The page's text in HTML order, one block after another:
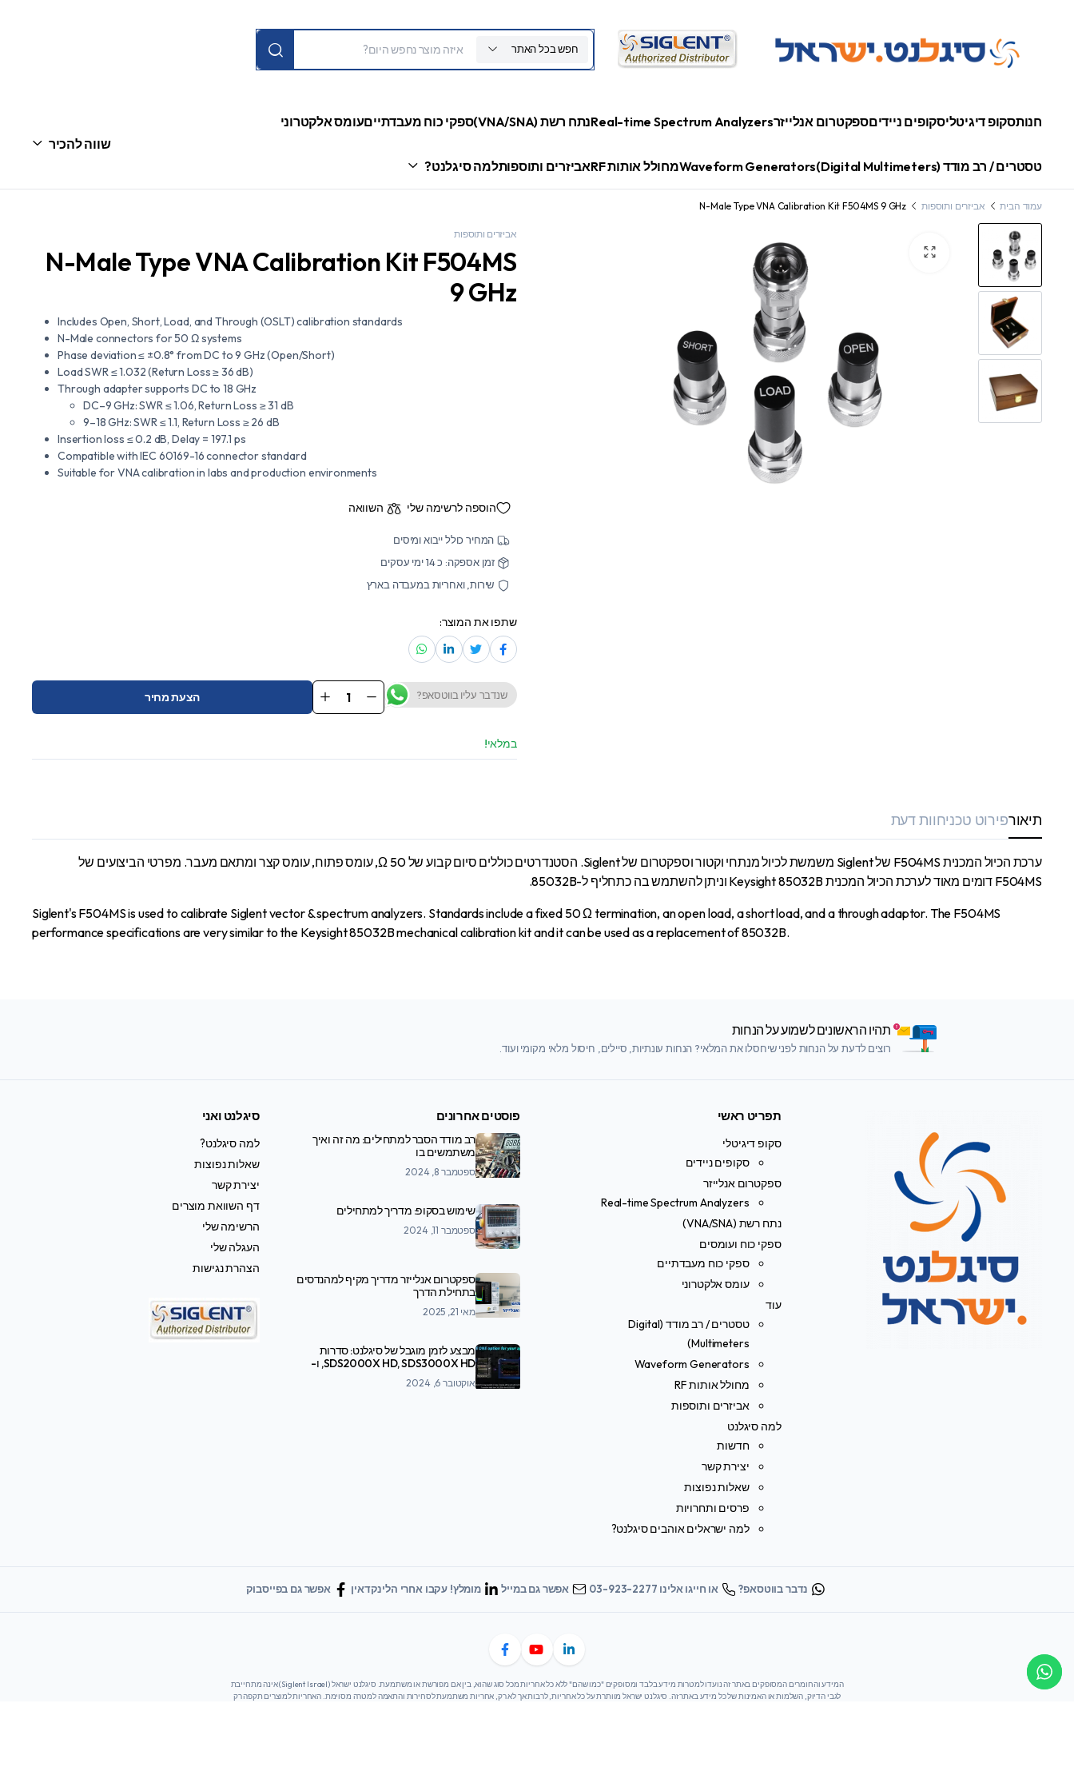
חפש בכל האתר
חנותסקופ דיגיטליסקופים ניידיםספקטרום אנלייזרReal-time Spectrum Analyzersנתח רשת (VNA/SNA) ספקי כוח מעבדתייםעומס אלקטרוני
טסטרים / רב מודד (Digital Multimeters) Waveform Generatorsמחולל אותות RF אביזרים ותוספותלמה סיגלנט?
שווה להכיר
עמוד הבית אביזרים ותוספות N-Male Type VNA Calibration Kit F504MS 9 GHz
אביזרים ותוספות
N-Male Type VNA Calibration Kit F504MS
9 GHz
Includes Open, Short, Load, and Through (OSLT) calibration standards
N-Male connectors for 50 Ω systems
Phase deviation ≤ ±0.8° from DC to 9 GHz (Open/Short)
Load SWR ≤ 1.032 (Return Loss ≥ 36 dB)
Through adapter supports DC to 18 GHz
DC–9 GHz: SWR ≤ 1.06, Return Loss ≥ 31 dB
9–18 GHz: SWR ≤ 1.1, Return Loss ≥ 26 dB
Insertion loss ≤ 0.2 dB, Delay = 197.1 ps
Compatible with IEC 60169-16 connector standard
Suitable for VNA calibration in labs and production environments
הוספה לרשימה שלי השוואה
המחיר כולל ייבוא ומיסים
זמן אספקה: כ 14 ימי עסקים
שירות, ואחריות במעבדה בארץ
שתפו את המוצר:
שנדבר עליו בווטסאפ? N-
Male
Kit
הצעת מחיר
במלאי!
תיאורפירוט טכניחוות דעת
ערכת הכיול המכנית F504MS של Siglent משמשת לכיול מנתחי וקטור וספקטרום של Siglent. הסטנדרטים כוללים סיום קבוע של 50 Ω, עומס פתוח, עומס קצר ומתאם מעבר. מפרטי הביצועים של
F504MS דומים מאוד לערכת הכיול המכנית Keysight 85032B וניתן להשתמש בה כתחליף ל-85032B.
Siglent's F504MS is used to calibrate Siglent vector & spectrum analyzers. Standards include a fixed 50 Ω termination, an open load, a short load, and a through adaptor. The F504MS
performance specifications are very similar to the Keysight 85032B mechanical calibration kit and it can be used as a replacement of 85032B.
תהיו הראשונים לשמוע על הנחות
רוצים לדעת על הנחות לפני שיחסלו את המלאי? הנחות עונתיות, סיילים, חיסול מלאי מקומי ועוד.
תפריט ראשי
סקופ דיגיטלי
סקופים ניידים
ספקטרום אנלייזר
Real-time Spectrum Analyzers
נתח רשת (VNA/SNA)
ספקי כוח ועומסים
ספקי כוח מעבדתיים
עומס אלקטרוני
עוד
טסטרים / רב מודד (Digital
Multimeters)
Waveform Generators
מחולל אותות RF
אביזרים ותוספות
למה סיגלנט
חדשות
יצירת קשר
שאלות נפוצות
פרסים ותחרויות
למה ישראלים אוהבים סיגלנט?
פוסטים אחרונים
רב מודד הסבר למתחילים: מה זה ואיך
משתמשים בו
ספטמבר 8, 2024
שימוש בסקופ: מדריך למתחילים
ספטמבר 11, 2024
ספקטרום אנלייזר מדריך מקיף למהנדסים
בתחילת הדרך
מאי 21, 2025
מבצע לזמן מוגבל של סיגלנט: סדרות
SDS2000X HD, SDS3000X HD, ו-
SDS7000A
אוקטובר 6, 2024
סיגלנט ואני
למה סיגלנט?
שאלות נפוצות
יצירת קשר
דף השוואת מוצרים
הרשימה שלי
העגלה שלי
הצהרת נגישות
נדבר בווטסאפ? או חייגו אלינו 03-923-2277 אפשר גם במייל מומלץ! עקבו אחרי הלינקדאין אפשר גם בפייסבוק
המידע והחומרים המסופקים באתר זה נועדו למטרות מידע בלבד ומסופקים "כמו שהם" ללא כל אחריות מכל סוג שהוא, בין אם מפורשת או משתמעת. סיגלנט ישראל (Siglent Israel) אינה מתחייבת
לגבי הדיוק, השלמות או האמינות של כל מידע באתר זה. סיגלנט ישראל מוותרת על כל אחריות, לרבות אך לא רק, אחריות משתמעת לסחירות והתאמה למטרה מסוימת. האחריות למוצרים תקפה רק